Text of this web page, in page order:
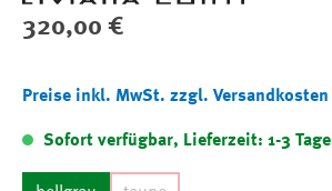
Regulärer Preis:
320,00 €
Preise inkl. MwSt. zzgl. Versandkosten
Sofort verfügbar, Lieferzeit: 1-3 Tage